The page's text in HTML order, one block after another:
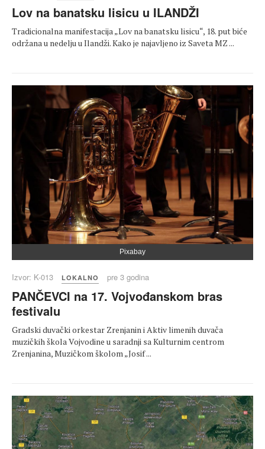
Lov na banatsku lisicu u ILANDŽI
Tradicionalna manifestacija „Lov na banatsku lisicu“, 18. put biće
održana u nedelju u Ilandži. Kako je najavljeno iz Saveta MZ ...
Pixabay
Izvor: K-013 LOKALNO pre 3 godina
PANČEVCI na 17. Vojvođanskom bras
festivalu
Gradski duvački orkestar Zrenjanin i Aktiv limenih duvača
muzičkih škola Vojvodine u saradnji sa Kulturnim centrom
Zrenjanina, Muzičkom školom „Josif ...